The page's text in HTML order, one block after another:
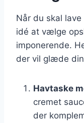
Når du skal
idé at vælge
imponerende.
der vil glæde
Havtaske
cremet
der